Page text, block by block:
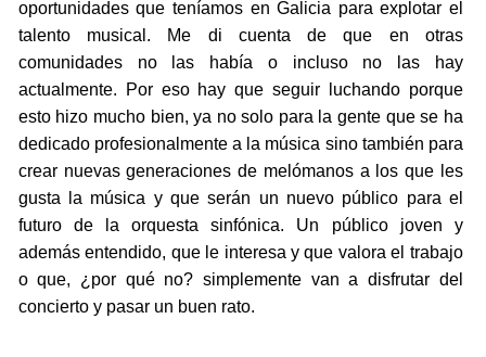
oportunidades que teníamos en Galicia para explotar el
talento musical. Me di cuenta de que en otras
comunidades no las había o incluso no las hay
actualmente. Por eso hay que seguir luchando porque
esto hizo mucho bien, ya no solo para la gente que se ha
dedicado profesionalmente a la música sino también para
crear nuevas generaciones de melómanos a los que les
gusta la música y que serán un nuevo público para el
futuro de la orquesta sinfónica. Un público joven y
además entendido, que le interesa y que valora el trabajo
o que, ¿por qué no? simplemente van a disfrutar del
concierto y pasar un buen rato.